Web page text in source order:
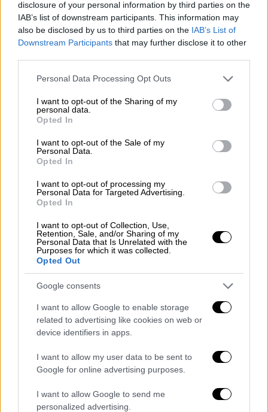
disclosure of your personal information by third parties on the
IAB’s list of downstream participants. This information may
also be disclosed by us to third parties on the IAB’s List of
Downstream Participants that may further disclose it to other
Please note that this website/app uses one or more Google
not limited to your visit or usage behaviour. You may click to
grant or deny consent to Google and its third-party tags to
use your data for below specified purposes in below Google
consent section.
Personal Data Processing Opt Outs
I want to opt-out of the Sharing of my
personal data.
Opted In
I want to opt-out of the Sale of my
Personal Data.
Opted In
I want to opt-out of processing my
Personal Data for Targeted Advertising.
Opted In
I want to opt-out of Collection, Use,
Retention, Sale, and/or Sharing of my
Personal Data that Is Unrelated with the
Purposes for which it was collected.
Opted Out
Google consents
I want to allow Google to enable storage
related to advertising like cookies on web or
device identifiers in apps.
I want to allow my user data to be sent to
Google for online advertising purposes.
I want to allow Google to send me
personalized advertising.
Συναγερμός σε πόλη της Γαλλίας:
Πυροβολισμοί με νεκρό και
τραυματία
Κόσμος|06.08.2024 19:50
Άγκυρας: «Δικτάτορας ο Ερντογάν»,
λέει ο ΥΠΕΞ του Ισραήλ – Οργή της
Τουρκίας
Το πρώτο μπαράζ περίπου 20 ρουκετών είχε
στόχο τα βόρεια
λένε ότι όλες οι ρουκέτες έπληξαν
υπαίθριες περιοχές.
Λίγη ώρα αργότερα, άλλες 10 ρουκέτες
εκτοξεύτηκαν προς την περιοχή της
. Οι IDF λένε ότι μερικές
από τις ρουκέτες αναχαιτίστηκαν από το
Iron Domeκαι αναφέρθηκαν αρκετές
προκάλεσαν πυρκαγιές.
Ωστόσο ,σύμφωνα με τα μέχρι στιγμής
στοιχεία, δεν υπάρχουν αναφορές για